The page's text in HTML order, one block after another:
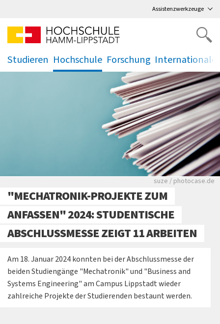
Assistenzwerkzeuge
Studieren
.
Hochschule
.
Forschung
. .
Viele Zeitungen.
suze / photocase.de
"MECHATRONIK-PROJEKTE ZUM
ANFASSEN" 2024: STUDENTISCHE
ABSCHLUSSMESSE ZEIGT 11 ARBEITEN
Am 18. Januar 2024 konnten bei der Abschlussmesse der
beiden Studiengänge "Mechatronik" und "Business and
Systems Engineering" am Campus Lippstadt wieder
zahlreiche Projekte der Studierenden bestaunt werden.